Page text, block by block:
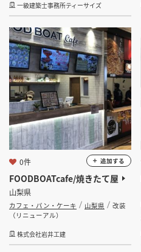
一級建築士事務所ティーサイズ
FOODBOATcafe/焼きたて屋
山梨県
カフェ・パン・ケーキ 山梨県
改装
（リニューアル）
株式会社岩井工建
0件 追加する